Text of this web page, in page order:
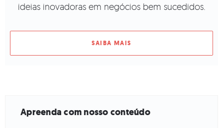
ideias inovadoras em negócios bem sucedidos.
SAIBA MAIS
Apreenda com nosso conteúdo